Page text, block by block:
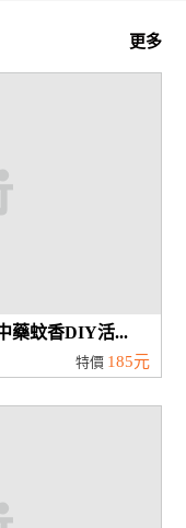
更多
藥蚊香DIY活...
特價 185元